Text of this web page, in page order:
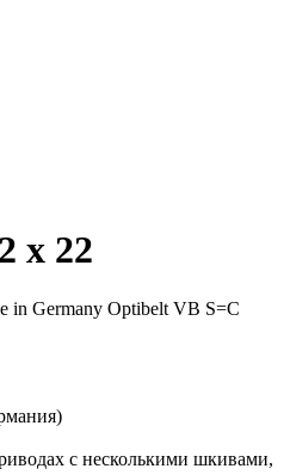
x 22
in Germany Optibelt VB S=C
с несколькими шкивами,